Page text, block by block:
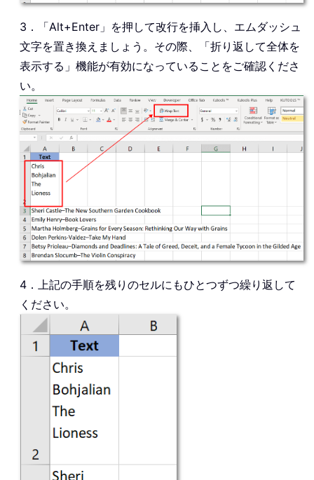
3．「Alt+Enter」を押して改行を挿入し、エムダッシュ
文字を置き換えましょう。その際、「折り返して全体を
表示する」機能が有効になっていることをご確認くださ
い。
4．上記の手順を残りのセルにもひとつずつ繰り返して
ください。